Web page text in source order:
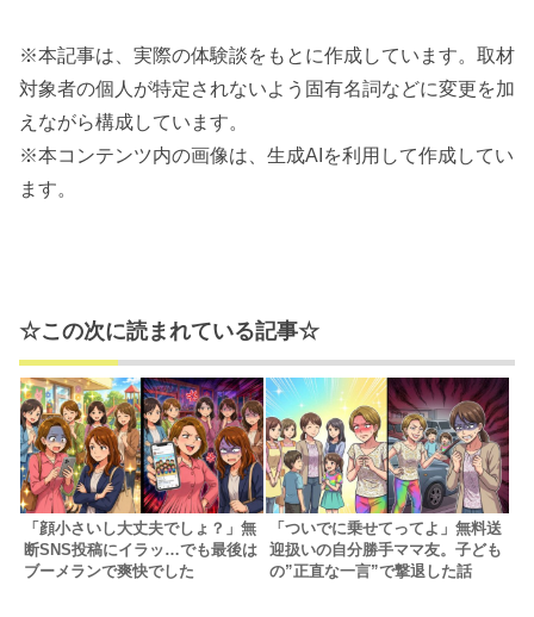
※本記事は、実際の体験談をもとに作成しています。取材
対象者の個人が特定されないよう固有名詞などに変更を加
えながら構成しています。
※本コンテンツ内の画像は、生成AIを利用して作成してい
ます。
☆この次に読まれている記事☆
「顔小さいし大丈夫でしょ？」無
断SNS投稿にイラッ…でも最後は
ブーメランで爽快でした
「ついでに乗せてってよ」無料送
迎扱いの自分勝手ママ友。子ども
の”正直な一言”で撃退した話